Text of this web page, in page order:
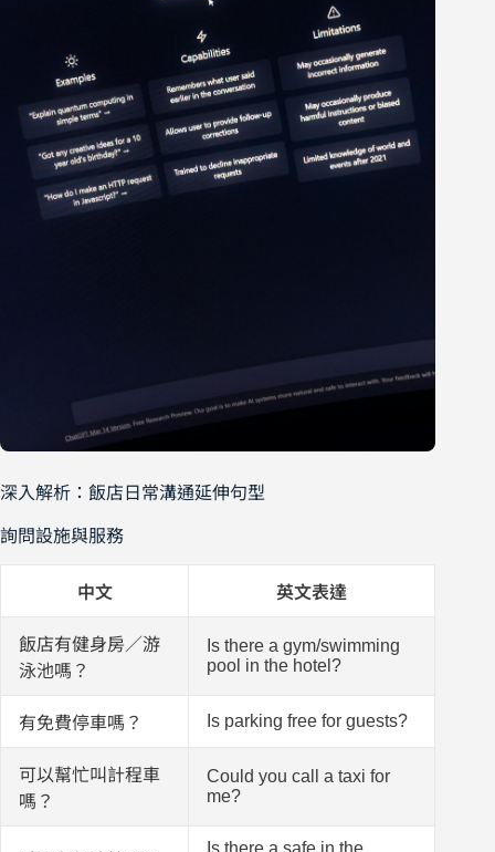
深入解析：飯店日常溝通延伸句型
詢問設施與服務
中文 英文表達
飯店有健身房／游
泳池嗎？
Is there a gym/swimming
pool in the hotel?
有免費停車嗎？ Is parking free for guests?
可以幫忙叫計程車
嗎？
Could you call a taxi for
me?
Is there a safe in the